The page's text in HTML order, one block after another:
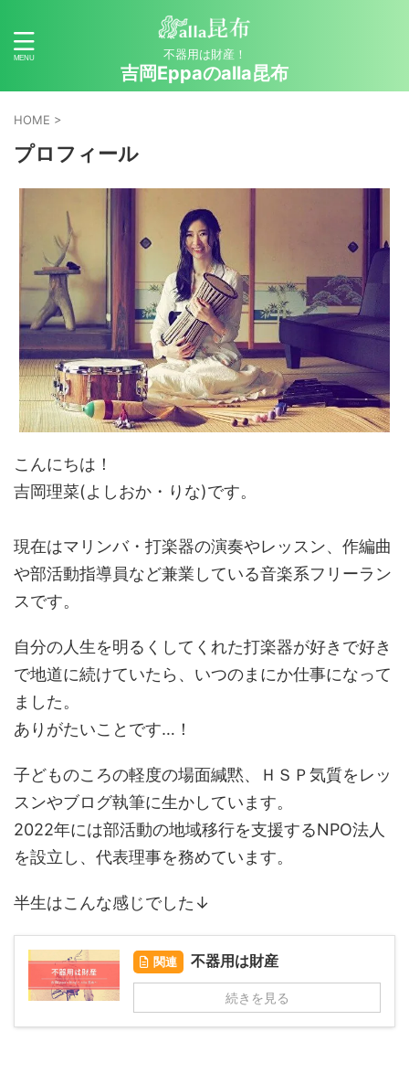
不器用は財産！
吉岡Eppaのalla昆布
HOME >
プロフィール
こんにちは！
吉岡理菜(よしおか・りな)です。
現在はマリンバ・打楽器の演奏やレッスン、作編曲
や部活動指導員など兼業している音楽系フリーラン
スです。
自分の人生を明るくしてくれた打楽器が好きで好き
で地道に続けていたら、いつのまにか仕事になって
ました。
ありがたいことです…！
子どものころの軽度の場面緘黙、ＨＳＰ気質をレッ
スンやブログ執筆に生かしています。
2022年には部活動の地域移行を支援するNPO法人
を設立し、代表理事を務めています。
半生はこんな感じでした↓
関連 不器用は財産
続きを見る